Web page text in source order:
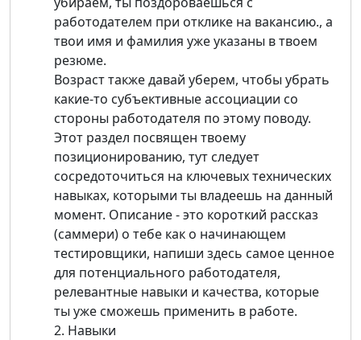
работодателем при отклике на вакансию., а
твои имя и фамилия уже указаны в твоем
резюме.
Возраст также давай уберем, чтобы убрать
какие-то субъективные ассоциации со
стороны работодателя по этому поводу.
Этот раздел посвящен твоему
позиционированию, тут следует
сосредоточиться на ключевых технических
навыках, которыми ты владеешь на данный
момент. Описание - это короткий рассказ
(саммери) о тебе как о начинающем
тестировщики, напиши здесь самое ценное
для потенциального работодателя,
релевантные навыки и качества, которые
ты уже сможешь применить в работе.
2. Навыки